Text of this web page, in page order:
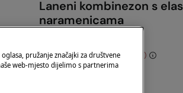
Laneni kombinezon s
naramenicama
59,99 € Štednja 42,00 €
pružanje značajki za društvene
web-mjesto dijelimo s partnerima